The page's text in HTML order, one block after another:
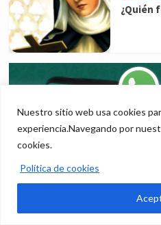
Nuestro sitio web usa cookies
experiencia.Navegando por
cookies.
Política de cookies
¿Quién